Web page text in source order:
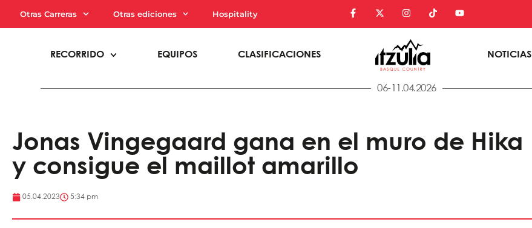
Otras Carreras Otras ediciones Hospitality
RECORRIDO EQUIPOS CLASIFICACIONES NOTICIAS
06-11.04.2026
Jonas Vingegaard gana en el muro de Hika
y consigue el maillot amarillo
05.04.2023 5:34 pm